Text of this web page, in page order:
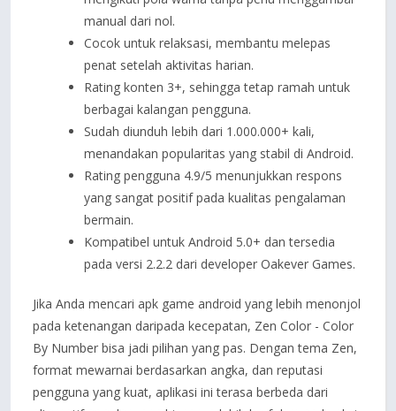
manual dari nol.
Cocok untuk relaksasi, membantu melepas
penat setelah aktivitas harian.
Rating konten 3+, sehingga tetap ramah untuk
berbagai kalangan pengguna.
Sudah diunduh lebih dari 1.000.000+ kali,
menandakan popularitas yang stabil di Android.
Rating pengguna 4.9/5 menunjukkan respons
yang sangat positif pada kualitas pengalaman
bermain.
Kompatibel untuk Android 5.0+ dan tersedia
pada versi 2.2.2 dari developer Oakever Games.
Jika Anda mencari apk game android yang lebih menonjol
pada ketenangan daripada kecepatan, Zen Color - Color
By Number bisa jadi pilihan yang pas. Dengan tema Zen,
format mewarnai berdasarkan angka, dan reputasi
pengguna yang kuat, aplikasi ini terasa berbeda dari